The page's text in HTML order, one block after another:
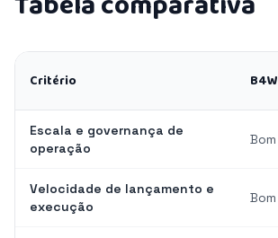
Critério B4W
Escala e governança de
operação
Bom
Velocidade de lançamento e
execução
Bom